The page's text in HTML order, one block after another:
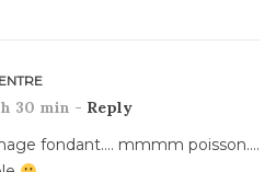
30 min - Reply
fondant…. mmmm poisson….